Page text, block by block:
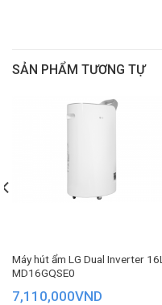
SẢN PHẨM TƯƠNG TỰ
Máy hút ẩm LG Dual Inverter 16L
MD16GQSE0
7,110,000VND